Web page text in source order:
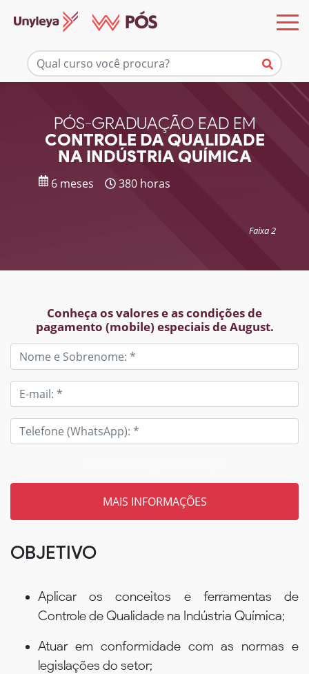
PÓS-GRADUAÇÃO EAD EM
CONTROLE DA QUALIDADE
NA INDÚSTRIA QUÍMICA
6 meses 380 horas
Faixa 2
Conheça os valores e as condições de
pagamento (mobile) especiais de August.
Mais informações
OBJETIVO
Aplicar os conceitos e ferramentas de
Controle de Qualidade na Indústria Química;
Atuar em conformidade com as normas e
legislações do setor;